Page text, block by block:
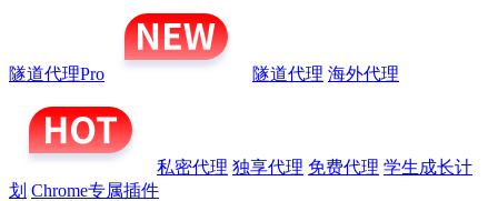
隧道代理Pro 隧道代理 海外代理
私密代理 独享代理 免费代理 学生成长计
划 Chrome专属插件